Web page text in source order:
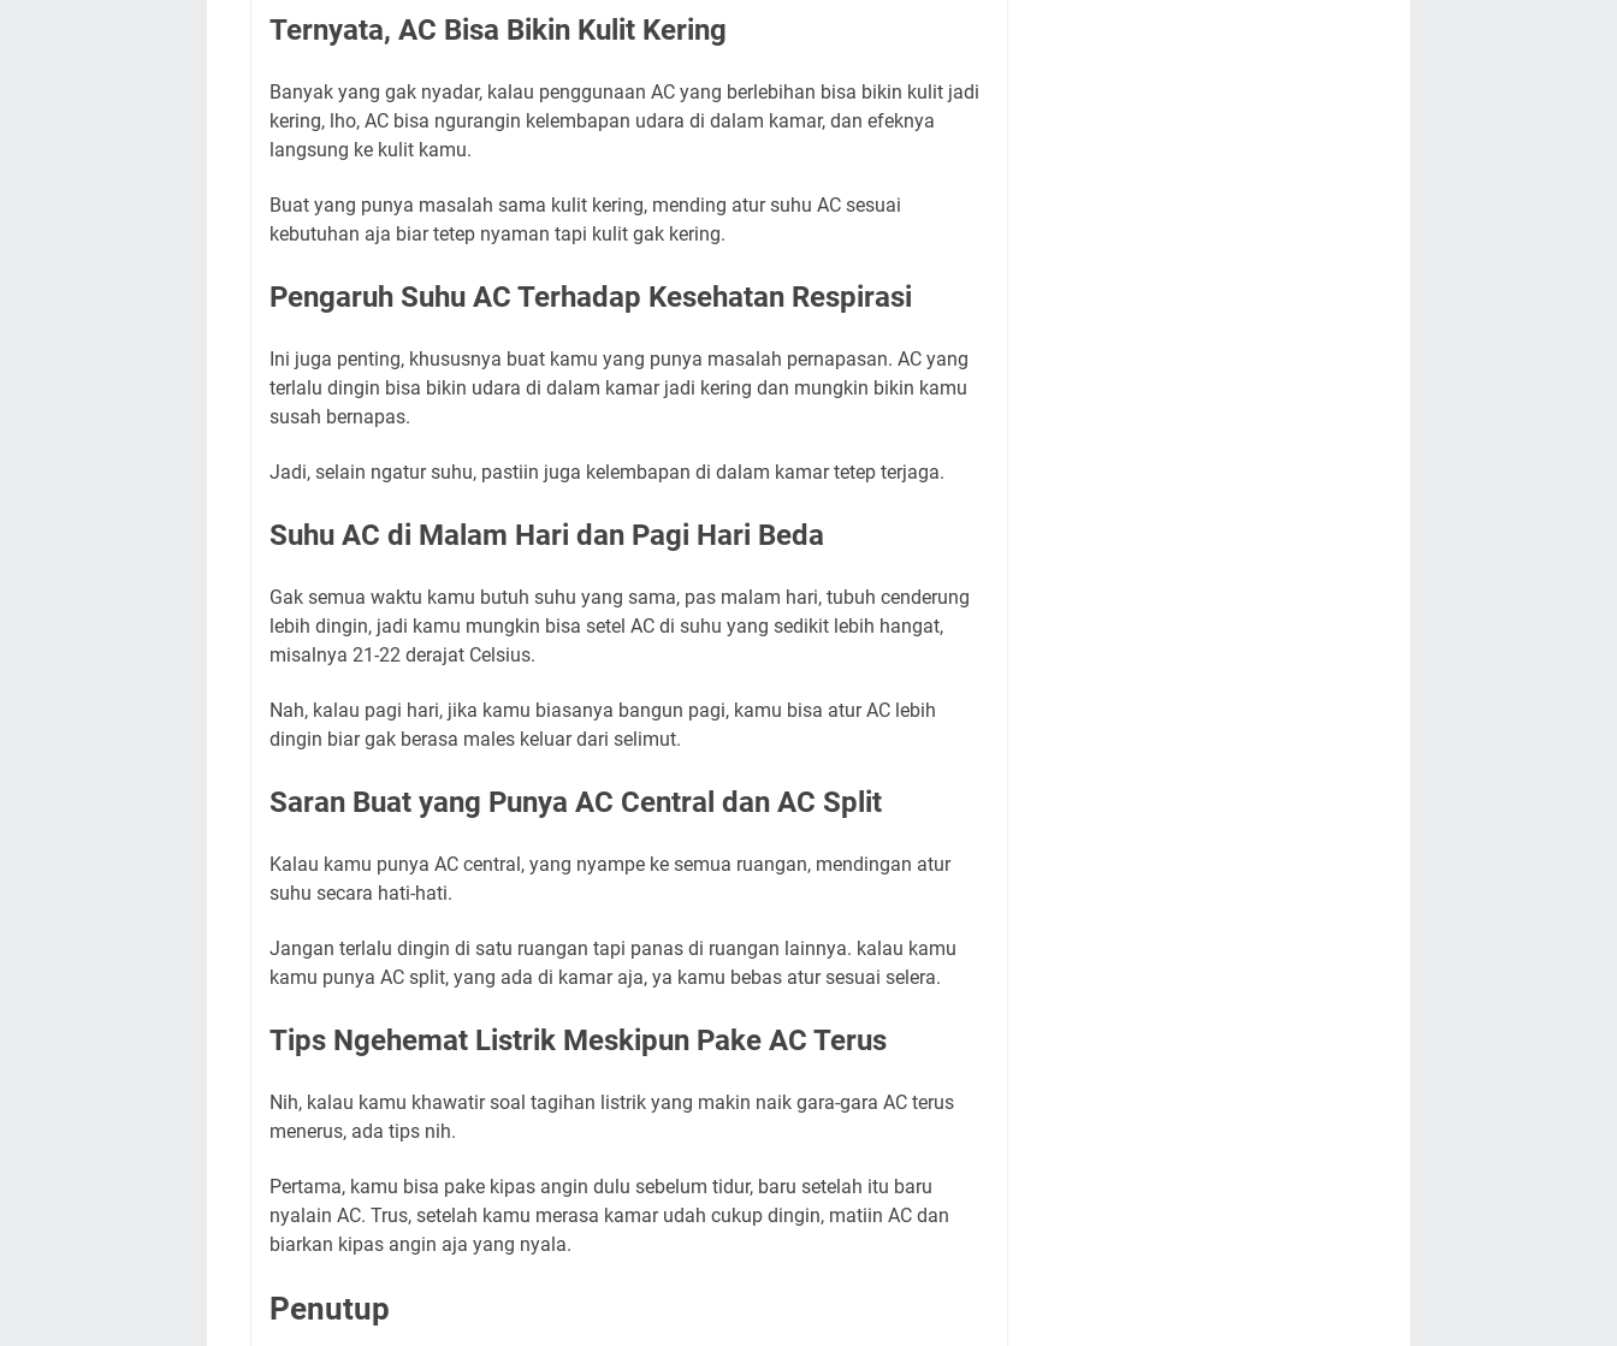
Ternyata, AC Bisa Bikin Kulit Kering
Banyak yang gak nyadar, kalau penggunaan AC yang berlebihan bisa bikin kulit jadi
kering, lho, AC bisa ngurangin kelembapan udara di dalam kamar, dan efeknya
langsung ke kulit kamu.
Buat yang punya masalah sama kulit kering, mending atur suhu AC sesuai
kebutuhan aja biar tetep nyaman tapi kulit gak kering.
Pengaruh Suhu AC Terhadap Kesehatan Respirasi
Ini juga penting, khususnya buat kamu yang punya masalah pernapasan. AC yang
terlalu dingin bisa bikin udara di dalam kamar jadi kering dan mungkin bikin kamu
susah bernapas.
Jadi, selain ngatur suhu, pastiin juga kelembapan di dalam kamar tetep terjaga.
Suhu AC di Malam Hari dan Pagi Hari Beda
Gak semua waktu kamu butuh suhu yang sama, pas malam hari, tubuh cenderung
lebih dingin, jadi kamu mungkin bisa setel AC di suhu yang sedikit lebih hangat,
misalnya 21-22 derajat Celsius.
Nah, kalau pagi hari, jika kamu biasanya bangun pagi, kamu bisa atur AC lebih
dingin biar gak berasa males keluar dari selimut.
Saran Buat yang Punya AC Central dan AC Split
Kalau kamu punya AC central, yang nyampe ke semua ruangan, mendingan atur
suhu secara hati-hati.
Jangan terlalu dingin di satu ruangan tapi panas di ruangan lainnya. kalau kamu
kamu punya AC split, yang ada di kamar aja, ya kamu bebas atur sesuai selera.
Tips Ngehemat Listrik Meskipun Pake AC Terus
Nih, kalau kamu khawatir soal tagihan listrik yang makin naik gara-gara AC terus
menerus, ada tips nih.
Pertama, kamu bisa pake kipas angin dulu sebelum tidur, baru setelah itu baru
nyalain AC. Trus, setelah kamu merasa kamar udah cukup dingin, matiin AC dan
biarkan kipas angin aja yang nyala.
Penutup